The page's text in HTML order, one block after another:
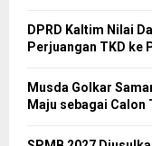
DPRD Kaltim Nilai
Perjuangan TKD ke
Musda Golkar
Maju sebagai Calon